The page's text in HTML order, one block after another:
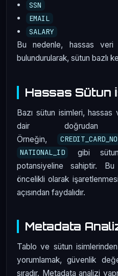
SSN
EMAIL
SALARY
Bu nedenle, hassas
bulundurularak, sütun bazlı
Hassas Sütun
Bazı sütun isimleri, hassas
dair doğrudan
Örneğin,
CREDIT_CARD_NO
NATIONAL_ID
gibi
potansiyeline sahiptir. Bu
öncelikli olarak
açısından faydalıdır.
Metadata
Tablo ve sütun isimlerinden
yorumlamak, güvenlik
sıradır. Metadata analizi